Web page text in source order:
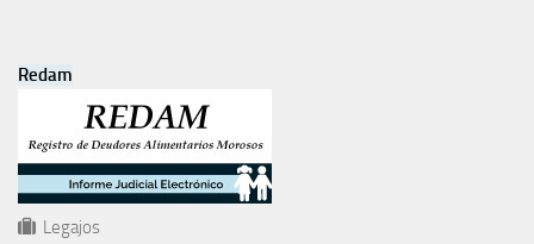
Redam
Legajos